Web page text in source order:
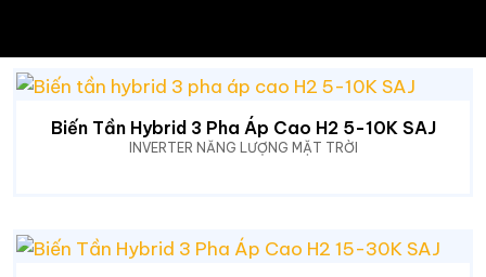
Biến Tần Hybrid 3 Pha Áp Cao H2 5-10K SAJ
INVERTER NĂNG LƯỢNG MẶT TRỜI